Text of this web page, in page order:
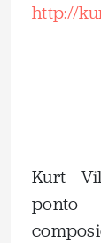
http://
Kurt
ponto